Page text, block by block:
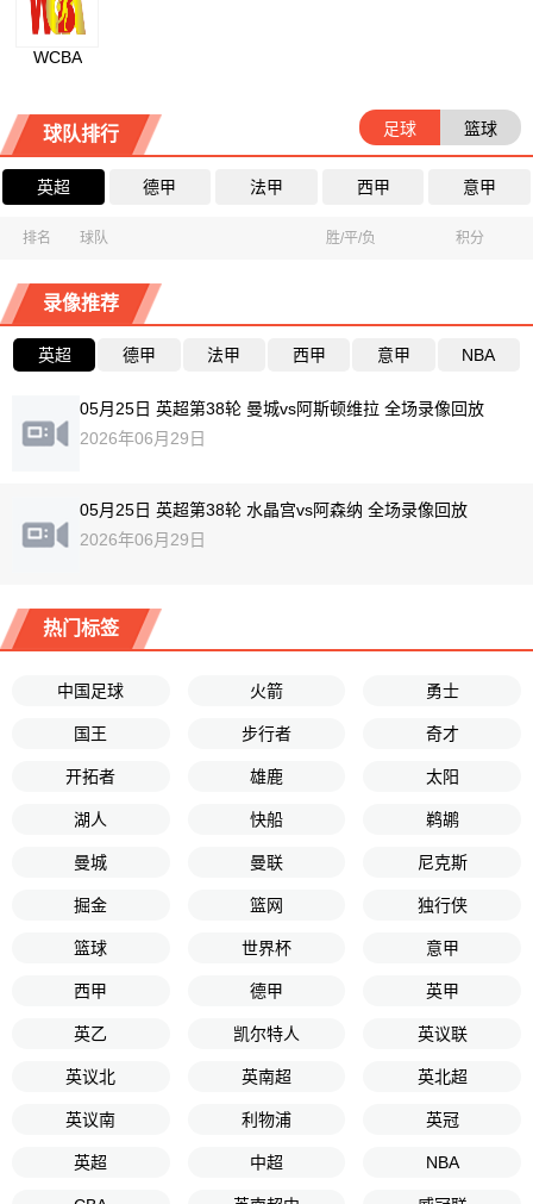
WCBA
球队排行 足球 篮球
英超 德甲 法甲 西甲 意甲
排名 球队 胜/平/负 积分
录像推荐
英超 德甲 法甲 西甲 意甲 NBA
05月25日 英超第38轮 曼城vs阿斯顿维拉 全场录像回放
2026年06月29日
05月25日 英超第38轮 水晶宫vs阿森纳 全场录像回放
2026年06月29日
热门标签
中国足球 火箭 勇士
国王 步行者 奇才
开拓者 雄鹿 太阳
湖人 快船 鹈鹕
曼城 曼联 尼克斯
掘金 篮网 独行侠
篮球 世界杯 意甲
西甲 德甲 英甲
英乙 凯尔特人 英议联
英议北 英南超 英北超
英议南 利物浦 英冠
英超 中超 NBA